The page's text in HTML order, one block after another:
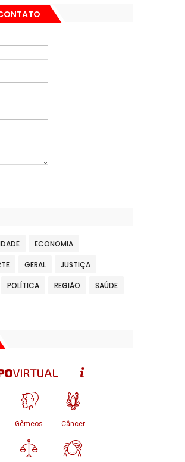
ECONOMIA
GERAL JUSTIÇA
POLÍTICA REGIÃO SAÚDE